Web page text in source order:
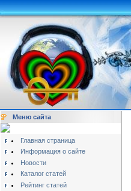
Меню сайта
Главная страница
Информация о сайте
Новости
Каталог статей
Рейтинг статей